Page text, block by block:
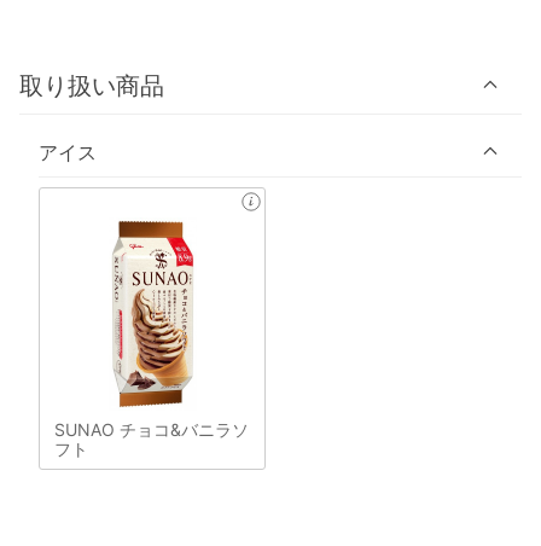
取り扱い商品
アイス
SUNAO チョコ&バニラソ
フト